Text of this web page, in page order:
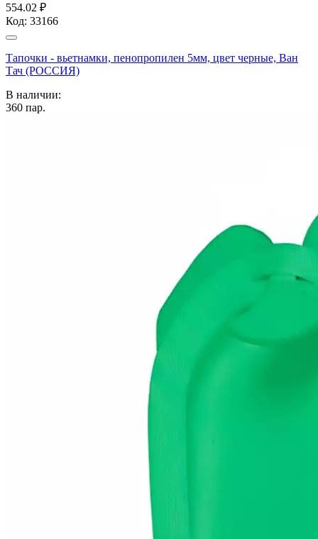
554.02 ₽
Код: 33166
Тапочки - вьетнамки, пенопропилен 5мм, цвет черные, Ван
Тач (РОССИЯ)
В наличии:
360 пар.